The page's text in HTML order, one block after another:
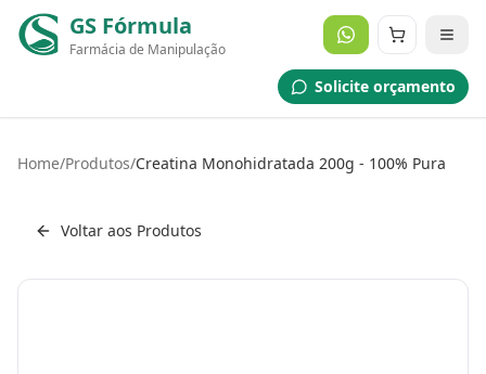
GS Fórmula
Farmácia de Manipulação
Solicite orçamento
Home/Produtos/Creatina Monohidratada 200g - 100% Pura
Voltar aos Produtos